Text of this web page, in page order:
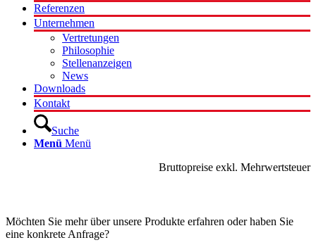
Referenzen
Unternehmen
Vertretungen
Philosophie
Stellenanzeigen
News
Downloads
Kontakt
Suche
Menü Menü
Bruttopreise exkl. Mehrwertsteuer
Möchten Sie mehr über unsere Produkte erfahren oder haben Sie
eine konkrete Anfrage?